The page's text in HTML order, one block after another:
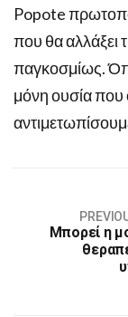
Popote
που θα αλλάξει
παγκοσμίως.
μόνη ουσία που
Μπορεί η